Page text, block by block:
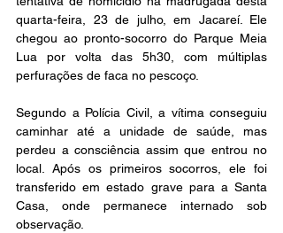
quarta-feira, 23 de julho, em Jacareí. Ele
chegou ao pronto-socorro do Parque Meia
Lua por volta das 5h30, com múltiplas
perfurações de faca no pescoço.
Segundo a Polícia Civil, a vítima conseguiu
caminhar até a unidade de saúde, mas
perdeu a consciência assim que entrou no
local. Após os primeiros socorros, ele foi
transferido em estado grave para a Santa
Casa, onde permanece internado sob
observação.